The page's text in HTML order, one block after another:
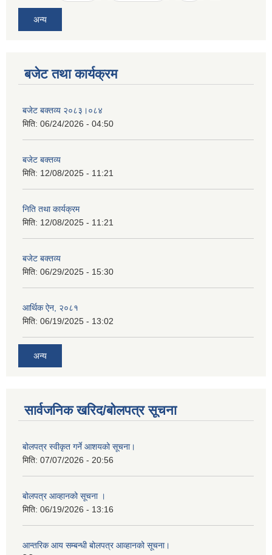
अन्य
बजेट तथा कार्यक्रम
बजेट बक्तव्य २०८३।०८४
मिति: 06/24/2026 - 04:50
बजेट बक्तव्य
मिति: 12/08/2025 - 11:21
निति तथा कार्यक्रम
मिति: 12/08/2025 - 11:21
बजेट बक्तव्य
मिति: 06/29/2025 - 15:30
आर्थिक ऐन, २०८१
मिति: 06/19/2025 - 13:02
अन्य
सार्वजनिक खरिद/बोलपत्र सूचना
बोलपत्र स्वीकृत गर्ने आशयको सूचना।
मिति: 07/07/2026 - 20:56
बोलपत्र आव्हानको सूचना ।
मिति: 06/19/2026 - 13:16
आन्तरिक आय सम्बन्धी बोलपत्र आव्हानको सूचना।